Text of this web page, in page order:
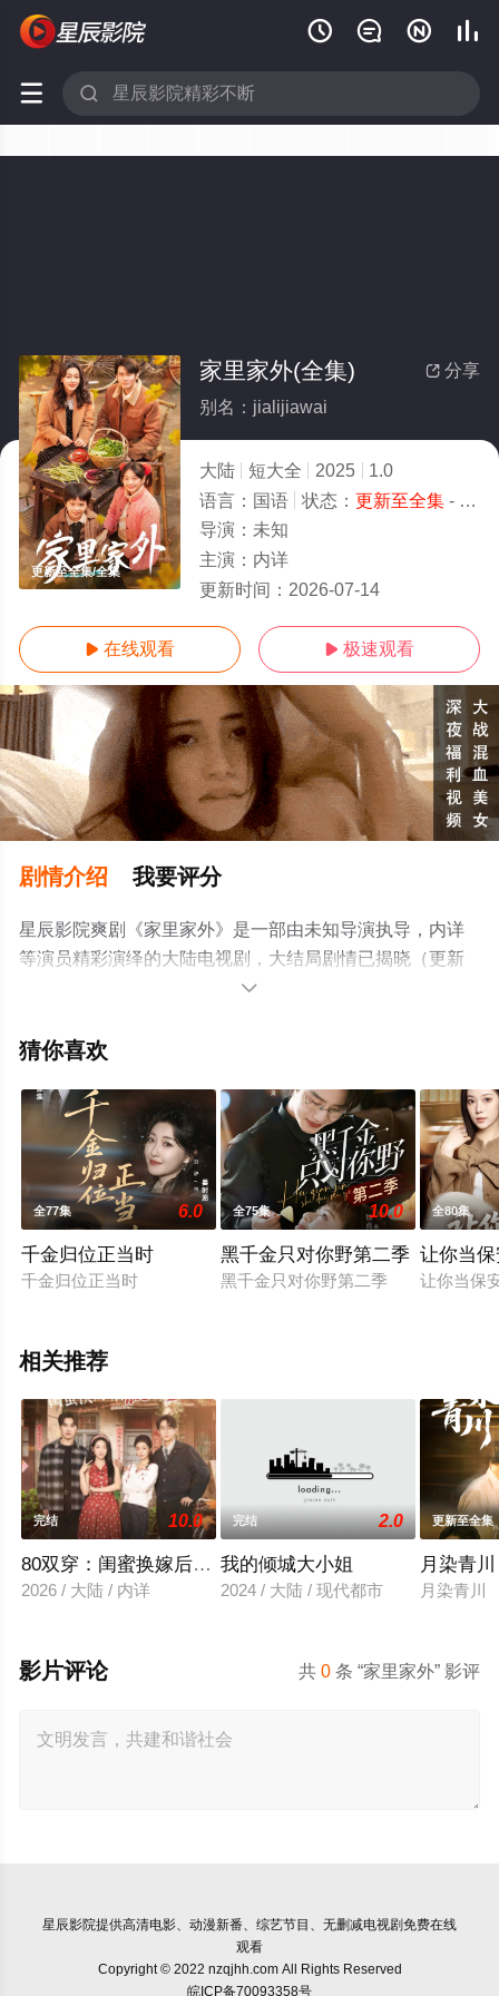
   
 
更新至全集/全集
 分享
家里家外(全集)
别名：jialijiawai
大陆 短大全 2025
1.0
语言： 国语 状态： 更新至全集- 免费在线观看
导演： 未知
主演： 内详
更新时间： 2026-07-14
 在线观看  极速观看
剧情介绍 我要评分
星辰影院爽剧《家里家外》是一部由未知导演执导，内详
等演员精彩演绎的大陆电视剧，大结局剧情已揭晓（更新
至全集），手机免费观看高清未删减完整版电视剧全集就
可移步至豆瓣电视剧、电视猫或剧情网等平台了解。

猜你喜欢
全77集 6.0
千金归位正当时
千金归位正当时
全75集 10.0
黑千金只对你野第二季
黑千金只对你野第二季
全80集
让你当
让你当保
相关推荐
完结 10.0
80双穿：闺蜜换嫁后赢麻了
2026 / 大陆 / 内详
完结 2.0
我的倾城大小姐
2024 / 大陆 / 现代都市
更新至全集
月染青川
月染青川
共0 条 “家里家外” 影评
影片评论
星辰影院提供高清电影、动漫新番、综艺节目、无删减电视剧免费在线
观看
Copyright © 2022 nzqjhh.com All Rights Reserved
皖ICP备70093358号